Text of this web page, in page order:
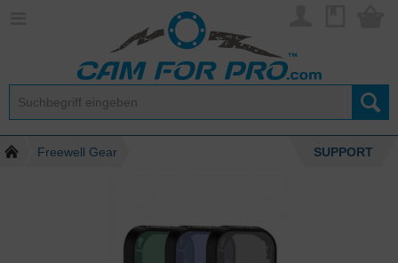
Freewell Gear SUPPORT